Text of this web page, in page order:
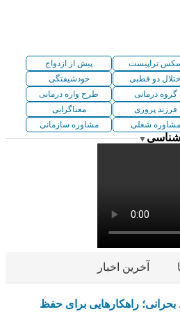
تراپیست
پیش از ازدواج
اختلال دو قطبی
خودشیفتگی
گروه درمانی
طرح واره درمانی
فرزند پروری
معناگرایی
مشاوره شغلی مشاوره سازمانی
▼
آخرین اخبار
راهکارهایی برای حفظ